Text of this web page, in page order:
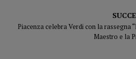
Piacenza celebra Verdi con la rassegna
Maestro e la